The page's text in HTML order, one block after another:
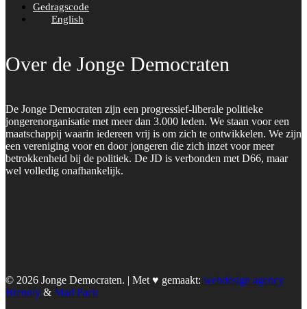
Gedragscode
English
Over de Jonge Democraten
De Jonge Democraten zijn een progressief-liberale politieke
jongerenorganisatie met meer dan 3.000 leden. We staan voor een
maatschappij waarin iedereen vrij is om zich te ontwikkelen. We zijn
een vereniging voor en door jongeren die zich inzet voor meer
betrokkenheid bij de politiek. De JD is verbonden met D66, maar
wel volledig onafhankelijk.
© 2026 Jonge Democraten. | Met ♥︎ gemaakt: webdesign agency
Brendly & Mad Pack